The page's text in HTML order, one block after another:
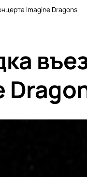
Imagine Dragons